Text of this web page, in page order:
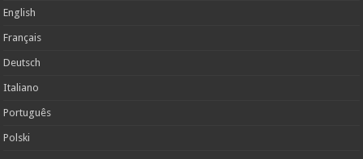
English
Français
Deutsch
Italiano
Português
Polski